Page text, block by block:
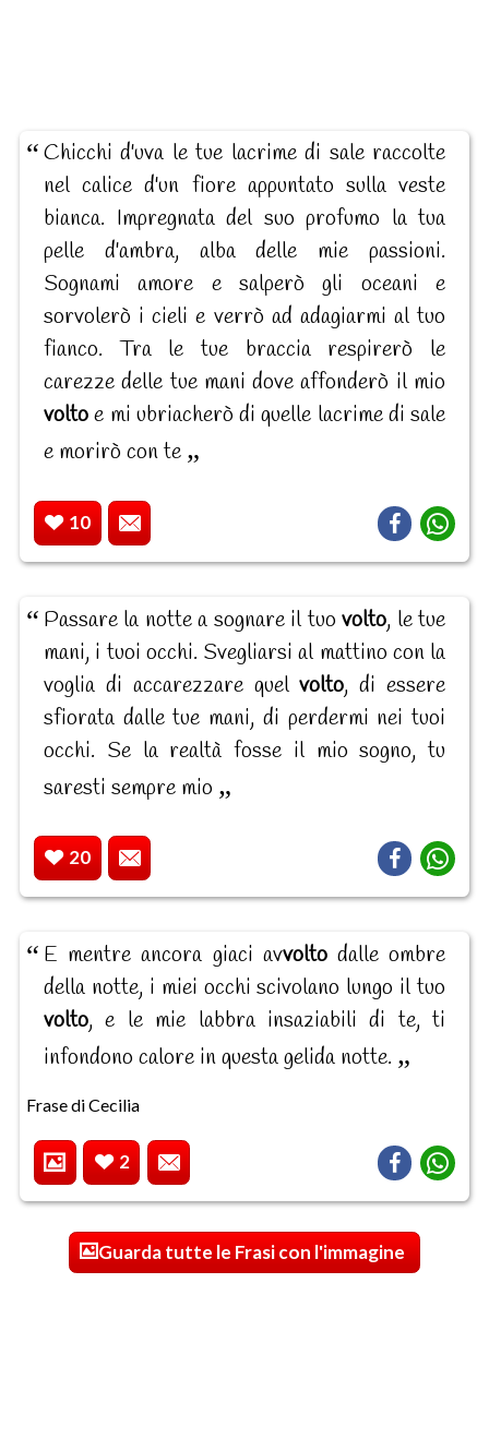
Chicchi d'uva le tue lacrime di sale raccolte
nel calice d'un fiore appuntato sulla veste
bianca. Impregnata del suo profumo la tua
pelle d'ambra, alba delle mie passioni.
Sognami amore e salperò gli oceani e
sorvolerò i cieli e verrò ad adagiarmi al tuo
fianco. Tra le tue braccia respirerò le
carezze delle tue mani dove affonderò il mio
voltoe mi ubriacherò di quelle lacrime di sale
e morirò con te
10
Passare la notte a sognare il tuovolto, le tue
mani, i tuoi occhi. Svegliarsi al mattino con la
voglia di accarezzare quelvolto, di essere
sfiorata dalle tue mani, di perdermi nei tuoi
occhi. Se la realtà fosse il mio sogno, tu
saresti sempre mio
20
E mentre ancora giaci avvoltodalle ombre
della notte, i miei occhi scivolano lungo il tuo
volto, e le mie labbra insaziabili di te, ti
infondono calore in questa gelida notte.
Frase di Cecilia
2
Guarda tutte le Frasi con l'immagine